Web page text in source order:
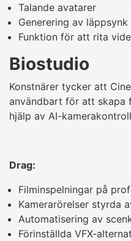
Talande avatarer
Generering av läppsynk
Funktion för att rita
Biostudio
Konstnärer tycker att
användbart för att skapa
hjälp av AI-
Drag:
Filminspelningar på
Kamerarörelser styrda
Automatisering av
Förinställda VFX-